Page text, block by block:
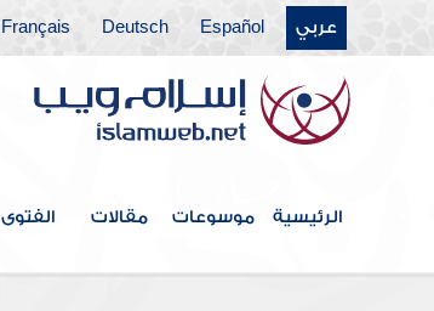
عربي Español
Deutsch
Français
الرئيسية موسوعات مقالات الفتوى
مطلب خير المجالس ما استقبل به
القبلة
والقمر